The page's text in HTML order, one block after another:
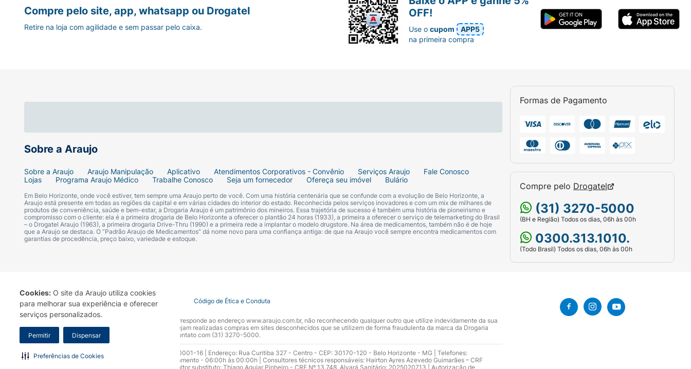
Cookies: O site da Araujo utiliza cookies
para melhorar sua experiência e oferecer
serviços personalizados.
Permitir Dispensar
Preferências de Cookies
Sobre a Araujo
Sobre a Araujo Araujo Manipulação Aplicativo Atendimentos Corporativos - Convênio Serviços Araujo
Fale Conosco
Lojas
Programa Araujo Médico Trabalhe Conosco Seja um fornecedor Ofereça seu imóvel Bulário
Em Belo Horizonte, onde você estiver, tem sempre uma Araujo perto de você. Com uma história centenária que se confunde com a evolução de Belo Horizonte, a
Araujo está presente em todas as regiões da capital e em várias cidades do interior do estado. Reconhecida pelos serviços inovadores e com um mix de milhares de
produtos de conveniência, saúde e bem-estar, a Drogaria Araujo é um patrimônio dos mineiros. Essa trajetória de sucesso é também uma história de pioneirismo e
compromisso com o cliente: ela é a primeira drogaria de Belo Horizonte a oferecer o plantão 24 horas (1933), a primeira a oferecer o serviço de telemarketing do Brasil
– o Drogatel Araujo (1963), a primeira drogaria Drive-Thru (1990) e a primeira rede a implantar o modelo drugstore. Na área de medicamentos, também não é de hoje
que a Araujo se destaca. O “Padrão Araujo de Medicamentos” dá nome novo para uma confiança antiga: de que na Araujo você sempre encontra medicamentos com
garantias de procedência, preço baixo, variedade e estoque.
Formas de Pagamento
Compre pelo Drogatel
(31) 3270-5000
(BH e Região) Todos os dias, 06h às 00h
0300.313.1010.
(Todo Brasil) Todos os dias, 06h às 00h
Compre pelo site, app, whatsapp ou Drogatel
Retire na loja com agilidade e sem passar pelo caixa.
OFF!
Use ocupom
APP5
na primeira compra
Termo de Uso Portal da Privacidade Covid-19 Código de Ética e Conduta
A Drogaria Araujo S/A informa que o seu site oficial corresponde ao endereço www.araujo.com.br, não reconhecendo qualquer outro que utilize indevidamente da sua
marca. Para sua segurança recomendamos que não sejam realizadas compras em sites desconhecidos que se utilizem de forma fraudulenta da marca da Drogaria
Araujo S.A. Em caso de dúvidas, gentileza entrar em contato com (31) 3270-5000.
Razão Social: Drogaria Araujo S.A | CNPJ: 17.256.512.0001-16 | Endereço: Rua Curitiba 327 - Centro - CEP: 30170-120 - Belo Horizonte - MG | Telefones:
0300.313.1010 e (31) 3270-5000 Horário de funcionamento - 06:00h às 00:00h | Consultores técnicos responsáveis: Hairton Ayres Azevedo Guimarães – CRF
10.965 | Yasmin Silva Alvarenga – CRF 52.584 - Consultor substituto: Thiago Aguiar Pinheiro - CRF Nº 13.748. Alvará Sanitário: 2025020713 | Autorização de